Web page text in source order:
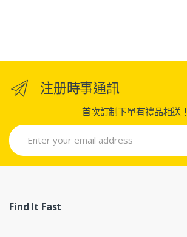
注册時事通訊
首次訂制下單有禮品相送！
Find It Fast